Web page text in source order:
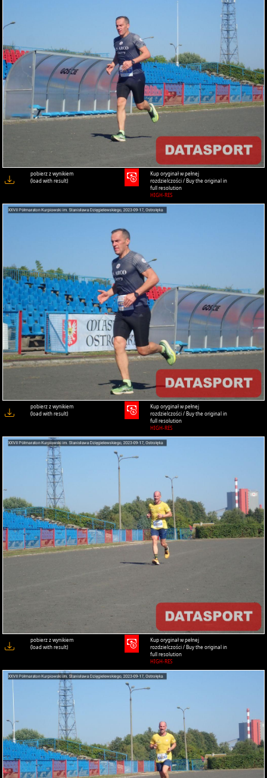
pobierz z wynikiem
(load with result)
Kup oryginał w pełnej
rozdzielczości / Buy the original in
full resolution
HIGH-RES
pobierz z wynikiem
(load with result)
Kup oryginał w pełnej
rozdzielczości / Buy the original in
full resolution
HIGH-RES
pobierz z wynikiem
(load with result)
Kup oryginał w pełnej
rozdzielczości / Buy the original in
full resolution
HIGH-RES